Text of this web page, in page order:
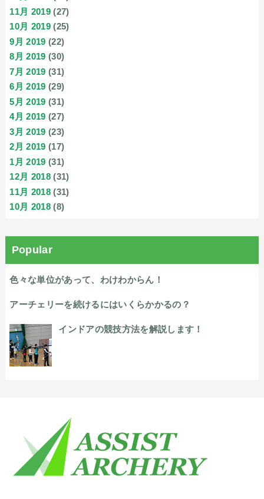
11月 2019 (27)
10月 2019 (25)
9月 2019 (22)
8月 2019 (30)
7月 2019 (31)
6月 2019 (29)
5月 2019 (31)
4月 2019 (27)
3月 2019 (23)
2月 2019 (17)
1月 2019 (31)
12月 2018 (31)
11月 2018 (31)
10月 2018 (8)
Popular
色々な単位があって、わけわからん！
アーチェリーを続けるにはいくらかかるの？
インドアの競技方法を解説します！